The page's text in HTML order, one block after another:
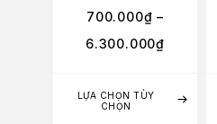
LỰA CHỌN TÙY
CHỌN
700.000₫ –
6.300.000₫